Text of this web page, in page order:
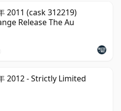
2011 (cask 312219)
Release The Au
2012 - Strictly Limited